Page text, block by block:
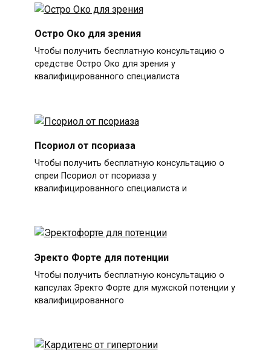
Остро Око для зрения
Чтобы получить бесплатную консультацию о
средстве Остро Око для зрения у
квалифицированного специалиста
Псориол от псориаза
Чтобы получить бесплатную консультацию о
спреи Псориол от псориаза у
квалифицированного специалиста и
Эректо Форте для потенции
Чтобы получить бесплатную консультацию о
капсулах Эректо Форте для мужской потенции у
квалифицированного